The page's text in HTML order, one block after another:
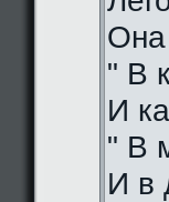
Она
" В
И
" В
И в